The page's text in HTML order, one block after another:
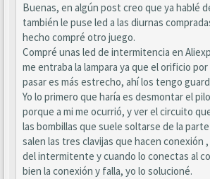
Buenas, en algún post creo que ya hablé
también le puse led a las diurnas
hecho compré otro juego.
Compré unas led de intermitencia en
me entraba la lampara ya que el orificio
pasar es más estrecho, ahí los tengo
Yo lo primero que haría es desmontar el
porque a mi me ocurrió, y ver el circuito
las bombillas que suele soltarse de la
salen las tres clavijas que hacen conexión
del intermitente y cuando lo conectas al
bien la conexión y falla, yo lo solucioné.